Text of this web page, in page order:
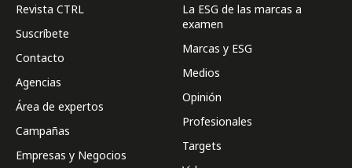
Revista CTRL
Suscríbete
Contacto
Agencias
Área de expertos
Campañas
Empresas y Negocios
La ESG de las marcas a
examen
Marcas y ESG
Medios
Opinión
Profesionales
Targets